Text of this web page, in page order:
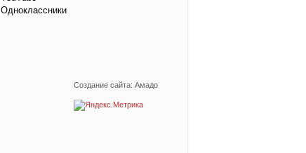
Одноклассники
Создание сайта: Амадо